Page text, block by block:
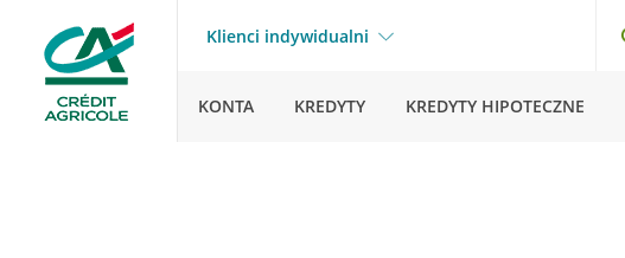
Klienci indywidualni
KONTA KREDYTY KREDYTY HIPOTECZNE